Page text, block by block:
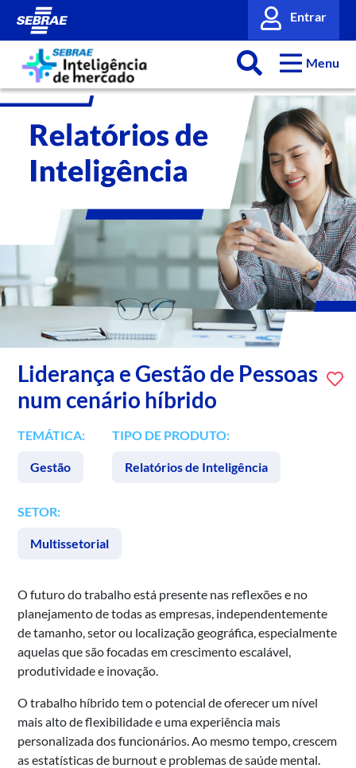
Entrar
Menu
Liderança e Gestão de Pessoas
num cenário híbrido
TEMÁTICA:
Gestão
TIPO DE PRODUTO:
Relatórios de Inteligência
SETOR:
Multissetorial
O futuro do trabalho está presente nas reflexões e no
planejamento de todas as empresas, independentemente
de tamanho, setor ou localização geográfica, especialmente
aquelas que são focadas em crescimento escalável,
produtividade e inovação.
O trabalho híbrido tem o potencial de oferecer um nível
mais alto de flexibilidade e uma experiência mais
personalizada dos funcionários. Ao mesmo tempo, crescem
as estatísticas de burnout e problemas de saúde mental.